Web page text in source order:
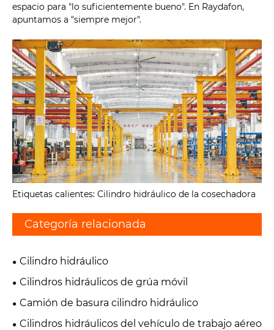
espacio para "lo suficientemente bueno". En Raydafon,
apuntamos a "siempre mejor".
Etiquetas calientes: Cilindro hidráulico de la cosechadora
Categoría relacionada
Cilindro hidráulico
Cilindros hidráulicos de grúa móvil
Camión de basura cilindro hidráulico
Cilindros hidráulicos del vehículo de trabajo aéreo